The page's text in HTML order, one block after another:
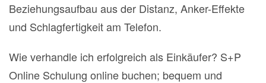
Beziehungsaufbau aus der Distanz, Anker-Effekte
und Schlagfertigkeit am Telefon.
Wie verhandle ich erfolgreich als Einkäufer? S+P
Online Schulung online buchen; bequem und